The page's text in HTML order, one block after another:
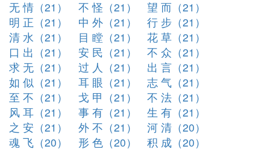
无 情（21）
不 怪（21）
望 而（21）
明 正（21）
中 外（21）
行 步（21）
清 水（21）
目 瞠（21）
花 草（21）
口 出（21）
安 民（21）
不 众（21）
求 无（21）
过 人（21）
出 言（21）
如 似（21）
耳 眼（21）
志 气（21）
至 不（21）
戈 甲（21）
不 法（21）
风 耳（21）
事 有（21）
生 有（21）
之 安（21）
外 不（21）
河 清（20）
魂 飞（20）
形 色（20）
积 成（20）